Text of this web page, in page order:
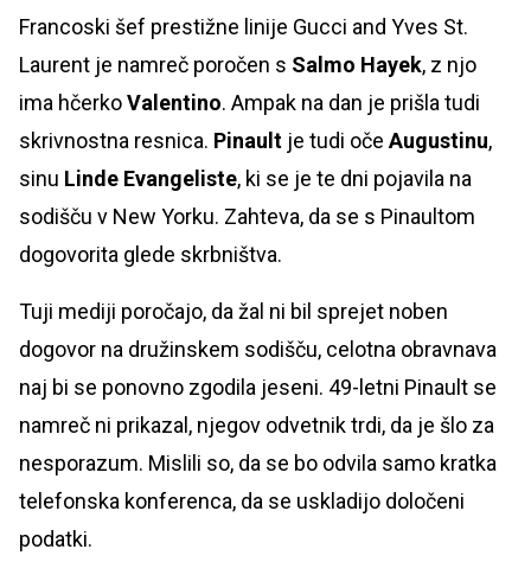
Francoski šef prestižne linije Gucci and Yves St.
Laurent je namreč poročen s Salmo Hayek, z njo
ima hčerkoValentino. Ampak na dan je prišla tudi
skrivnostna resnica. Pinault je tudi oče Augustinu,
sinu Linde Evangeliste, ki se je te dni pojavila na
sodišču v New Yorku. Zahteva, da se s Pinaultom
dogovorita glede skrbništva.
Tuji mediji poročajo, da žal ni bil sprejet noben
dogovor na družinskem sodišču, celotna obravnava
naj bi se ponovno zgodila jeseni. 49-letni Pinault se
namreč ni prikazal, njegov odvetnik trdi, da je šlo za
nesporazum. Mislili so, da se bo odvila samo kratka
telefonska konferenca, da se uskladijo določeni
podatki.